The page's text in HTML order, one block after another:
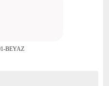
BEYAZ